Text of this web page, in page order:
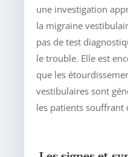
une investigation
la migraine
pas de test
le trouble. Elle est
que les
vestibulaires sont
les patients souffrant